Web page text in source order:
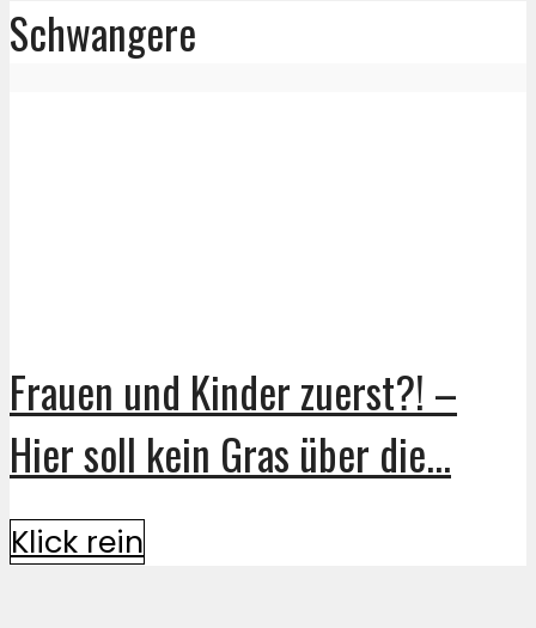
Schwangere
Frauen und Kinder zuerst?! –
Hier soll kein Gras über die...
Klick rein